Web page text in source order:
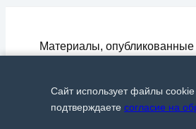
Материалы, опубликованные
Discover24.ruобязательна.©
Сайт использует файлы
подтверждаете согласие на